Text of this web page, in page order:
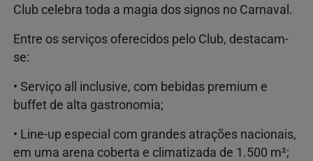
Club celebra toda a magia dos signos no Carnaval.
Entre os serviços oferecidos pelo Club, destacam-
se:
• Serviço all inclusive, com bebidas premium e
buffet de alta gastronomia;
• Line-up especial com grandes atrações nacionais,
em uma arena coberta e climatizada de 1.500 m²;